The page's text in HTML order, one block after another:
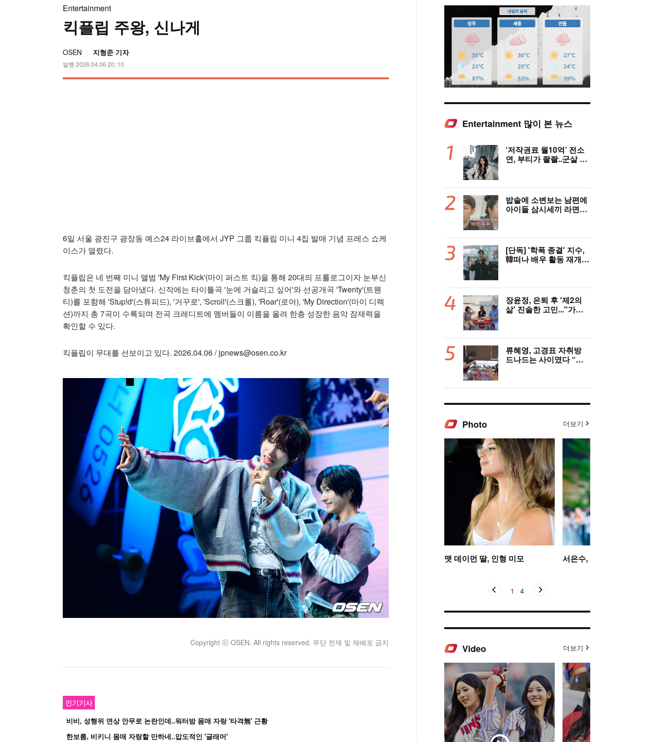
Entertainment
킥플립 주왕, 신나게
OSEN 지형준 기자
발행 2026.04.06 20: 10
6일 서울 광진구 광장동 예스24 라이브홀에서 JYP 그룹 킥플립 미니 4집 발매 기념 프레스 쇼케
이스가 열렸다.
킥플립은 네 번째 미니 앨범 'My First Kick'(마이 퍼스트 킥)을 통해 20대의 프롤로그이자 눈부신
청춘의 첫 도전을 담아냈다. 신작에는 타이틀곡 '눈에 거슬리고 싶어'와 선공개곡 'Twenty'(트웬
티)를 포함해 'Stup!d'(스튜피드), '거꾸로', 'Scroll'(스크롤), 'Roar'(로어), 'My Direction'(마이 디렉
션)까지 총 7곡이 수록되며 전곡 크레디트에 멤버들이 이름을 올려 한층 성장한 음악 잠재력을
확인할 수 있다.
킥플립이 무대를 선보이고 있다. 2026.04.06 / jpnews@osen.co.kr
Copyright ⓒ OSEN. All rights reserved. 무단 전재 및 재배포 금지
인기기사
비비, 성행위 연상 안무로 논란인데..워터밤 몸매 자랑 '타격無' 근황
한보름, 비키니 몸매 자랑할 만하네..압도적인 '글래머'
Mute
Entertainment 많이 본 뉴스
‘저작권료 월10억’ 전소
연, 부티가 좔좔..군살 제
밥솥에 소변보는 남편에
아이들 삼시세끼 라면…
[단독] '학폭 종결' 지수,
韓떠나 배우 활동 재개
터뷰)
장윤정, 은퇴 후 '제2의
삶' 진솔한 고민..."가수
류혜영, 고경표 자취방
드나드는 사이였다 “부
Photo 더보기
맷 데이먼 딸, 인형 미모 서은수, 사뿐사뿐
1 4
Video 더보기